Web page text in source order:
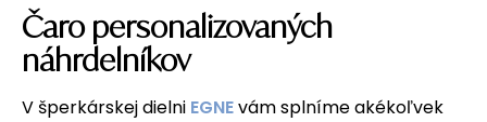
Čaro personalizovaných
náhrdelníkov
V šperkárskej dielni EGNEvám splníme akékoľvek